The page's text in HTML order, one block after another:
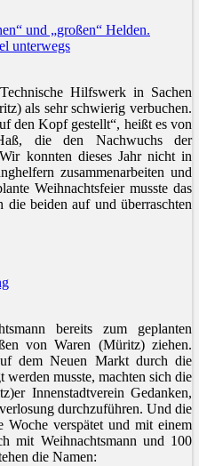
unterwegs
Hilfswerk in Sachen
als sehr schwierig verbuchen.
den Kopf gestellt“, heißt es von
die den Nachwuchs der
konnten dieses Jahr nicht in
zusammenarbeiten und
Weihnachtsfeier musste das
beiden auf und überraschten
bereits zum geplanten
von Waren (Müritz) ziehen.
dem Neuen Markt durch die
werden musste, machten sich die
Innenstadtverein Gedanken,
durchzuführen. Und die
Woche verspätet und mit einem
mit Weihnachtsmann und 100
die Namen: